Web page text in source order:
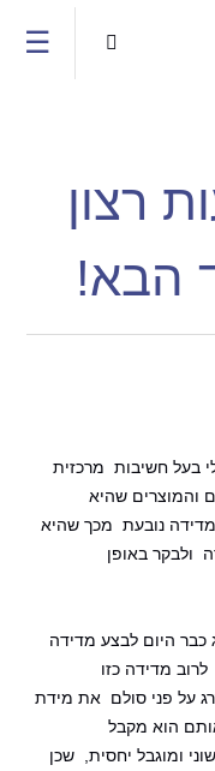
☰ 
רצון
הבא!
בעל חשיבות מרכזית
והמוצרים שהיא
נובעת מכך שהיא
ולבקר באופן
כבר היום לבצע מדידה
מדידה כזו
על פני סולם את מידת
הוא מקבל
ומוגבל יחסית, שכן